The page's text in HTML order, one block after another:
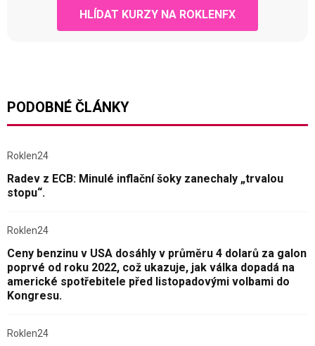
HLÍDAT KURZY NA ROKLENFX
PODOBNÉ ČLÁNKY
Roklen24
Radev z ECB: Minulé inflační šoky zanechaly „trvalou
stopu“.
Roklen24
Ceny benzinu v USA dosáhly v průměru 4 dolarů za galon
poprvé od roku 2022, což ukazuje, jak válka dopadá na
americké spotřebitele před listopadovými volbami do
Kongresu.
Roklen24